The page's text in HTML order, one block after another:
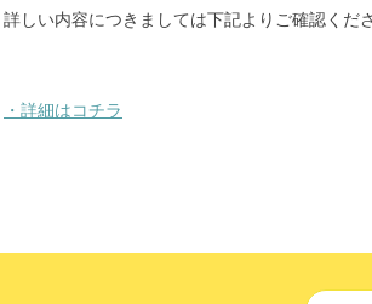
詳しい内容につきましては下記よりご確認くださ
・詳細はコチラ